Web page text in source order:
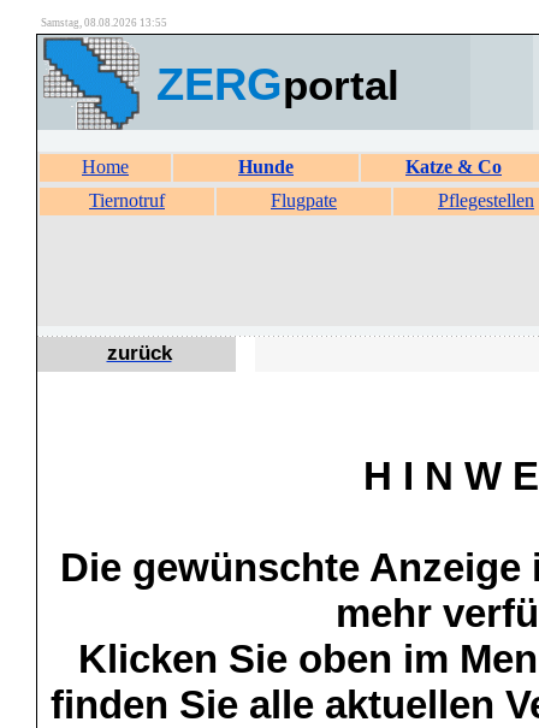
Samstag, 08.08.2026 13:55
ZERGportal
Home Hunde
Katze & Co
Tiernotruf
Flugpate Pflegestellen
zurück
H I N W
Die gewünschte
mehr
Klicken Sie oben im
finden Sie alle aktuellen